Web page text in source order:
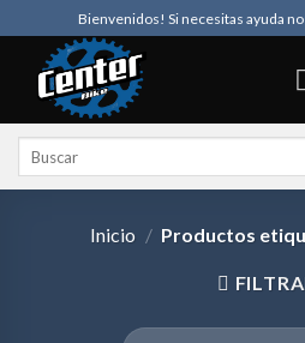
to
content
Bienvenidos! Si necesitas ayuda
Inicio / Productos